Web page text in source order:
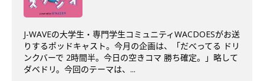
J-WAVEの大学生・専門学生コミュニティWACDOESがお送
りするポッドキャスト。今月の企画は、「だべってる ドリ
ンクバーで 2時間半。今日の空きコマ 勝ち確定。」略して
ダベドリ。今回のテーマは、...